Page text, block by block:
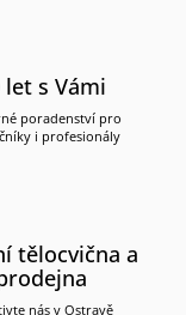
let s Vámi
poradenství pro
i profesionály
tělocvična a
nás v Ostravě